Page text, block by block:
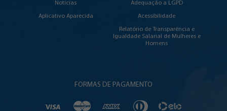
Notícias
Aplicativo Aparecida
Adequação a LGPD
Acessibilidade
Relatório de Transparência e
Igualdade Salarial de Mulheres e
Homens
FORMAS DE PAGAMENTO